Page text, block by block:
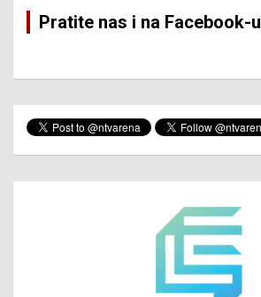
Pratite nas i na Facebook-u